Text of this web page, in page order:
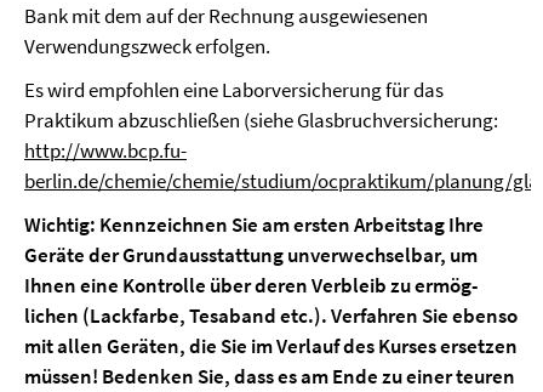
Bank mit dem auf der Rechnung ausgewiesenen
Verwendungszweck erfolgen.
Es wird empfohlen eine Laborversicherung für das
Praktikum abzuschließen (siehe Glasbruchversicherung:
http://www.bcp.fu-
berlin.de/chemie/chemie/studium/ocpraktikum/planung/
Wichtig: Kennzeichnen Sie am ersten Arbeitstag Ihre
Geräte der Grundausstat­tung unverwechselbar, um
Ihnen eine Kontrolle über deren Verbleib zu ermög­
lichen (Lackfarbe, Tesaband etc.). Verfahren Sie ebenso
mit allen Geräten, die Sie im Verlauf des Kurses ersetzen
müssen! Bedenken Sie, dass es am Ende zu einer teuren